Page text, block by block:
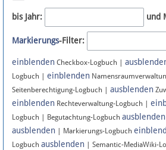
Newsletter
Bluesky
Facebook
Instagram
Anmelden
bis Jahr: und
Markierungs-Filter:
einblenden Checkbox-Logbuch |
Logbuch | einblenden
Seitenberechtigung-Logbuch | ausblenden
einblenden Rechteverwaltung-Logbuch |
Logbuch | Begutachtung-Logbuch ausblenden
ausblenden | Markierungs-Logbuch
Logbuch ausblenden | Semantic-MediaWiki-